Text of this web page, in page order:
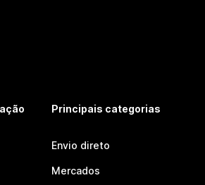
Principais categorias
Envio direto
Mercados